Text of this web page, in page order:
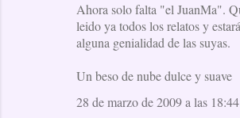
Ahora solo falta "el JuanMa".
leido ya todos los relatos y
alguna genialidad de las suyas.
Un beso de nube dulce y suave
28 de marzo de 2009 a las 18:44